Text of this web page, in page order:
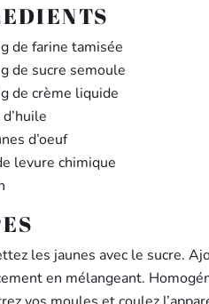
de farine tamisée
de sucre semoule
de crème liquide
d’oeuf
levure chimique
les jaunes avec le sucre.
en mélangeant.